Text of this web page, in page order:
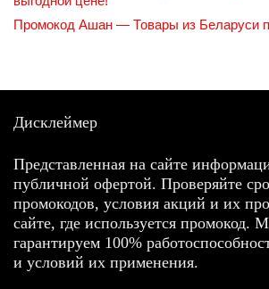
Промокод Ашан — Товары из Беларуси
Дисклеймер
Представленная на сайте
публичной офертой. Проверяйте
промокодов, условия акций и их
сайте, где используется промокод.
гарантируем 100%
и условий их применения.